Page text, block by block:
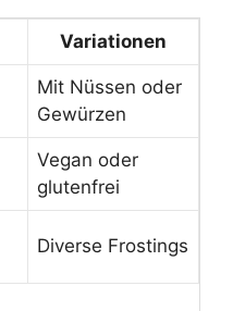
Variationen
Mit Nüssen oder
Gewürzen
Vegan oder
glutenfrei
Diverse Frostings